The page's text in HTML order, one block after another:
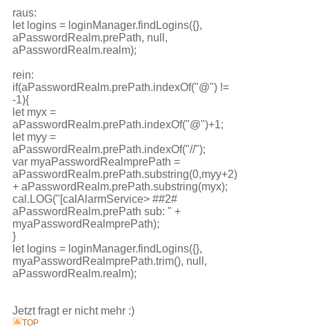
raus:
let logins = loginManager.findLogins({},
aPasswordRealm.prePath, null,
aPasswordRealm.realm);
rein:
if(aPasswordRealm.prePath.indexOf("@") !=
-1){
let myx =
aPasswordRealm.prePath.indexOf("@")+1;
let myy =
aPasswordRealm.prePath.indexOf("//");
var myaPasswordRealmprePath =
aPasswordRealm.prePath.substring(0,myy+2)
+ aPasswordRealm.prePath.substring(myx);
cal.LOG("[calAlarmService> ##2#
aPasswordRealm.prePath sub: " +
myaPasswordRealmprePath);
}
let logins = loginManager.findLogins({},
myaPasswordRealmprePath.trim(), null,
aPasswordRealm.realm);
Jetzt fragt er nicht mehr :)
TOP